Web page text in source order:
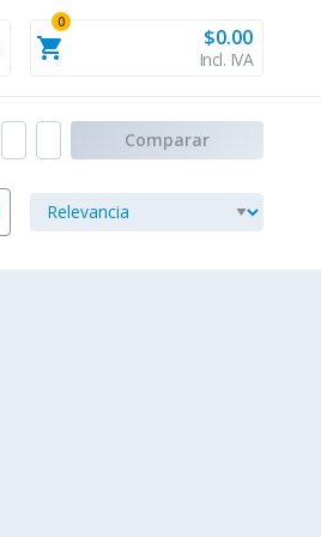
shopping_cart
0
$0.00
Incl. IVA
Comparar